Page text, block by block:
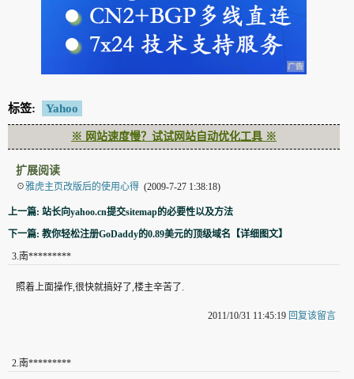
标签: Yahoo
※ 网站速度慢？试试网站自动优化工具 ※
扩展阅读
☉ 雅虎主页改版后的使用心得 (2009-7-27 1:38:18)
上一篇: 站长向yahoo.cn提交sitemap的必要性以及方法
下一篇: 教你轻松注册GoDaddy的0.89美元的顶级域名【详细图文】
3 南*********
照着上面操作,很快就搞好了,楼主辛苦了.
2011/10/31 11:45:19 回复该留言
2 南*********